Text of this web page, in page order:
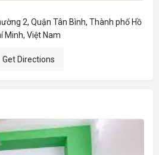
2, Quận Tân Bình, Thành phố Hồ
Minh, Việt Nam
Get Directions